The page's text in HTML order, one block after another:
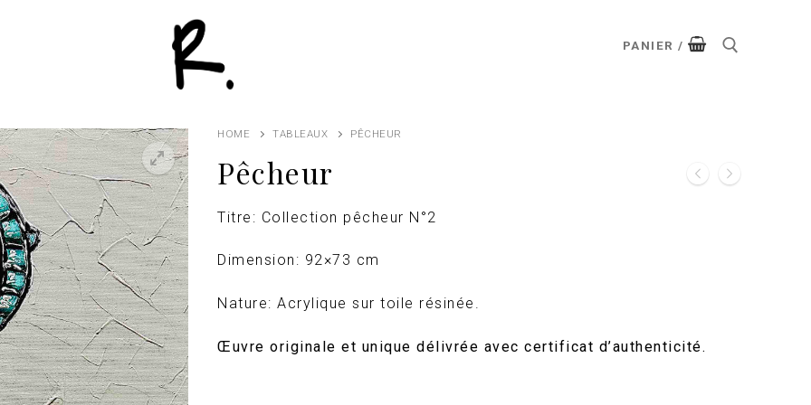
PANIER /
HOME TABLEAUX PÊCHEUR
Pêcheur
Titre: Collection pêcheur N°2
Dimension: 92×73 cm
Nature: Acrylique sur toile résinée.
Œuvre originale et unique délivrée avec certificat d’authenticité.